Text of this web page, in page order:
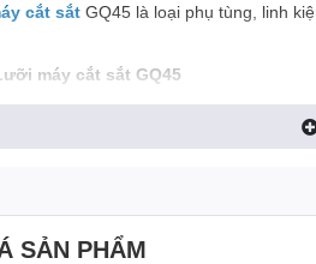
cắt sắt GQ45 là loại phụ tùng, linh
máy cắt sắt GQ45
SẢN PHẨM